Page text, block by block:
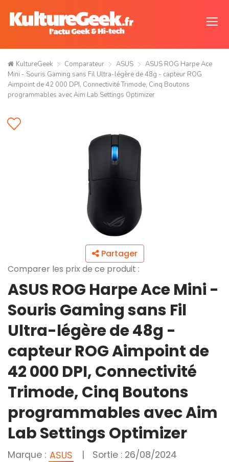
KultureGeek Comparateur ASUS
ASUS ROG Harpe Ace
Mini - Souris Gaming sans Fil Ultra-légère de 48g - capteur ROG
Aimpoint de 42 000 DPI, Connectivité Trimode, Cinq Boutons
programmables avec Aim Lab Settings Optimizer
Partager
Comparer les prix de ce produit :
ASUS ROG Harpe Ace Mini -
Souris Gaming sans Fil
Ultra-légère de 48g -
capteur ROG Aimpoint de
42 000 DPI, Connectivité
Trimode, Cinq Boutons
programmables avec Aim
Lab Settings Optimizer
Marque : ASUS | Sortie : 26/08/2024